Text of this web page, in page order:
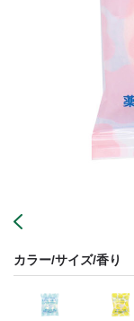
カラー/サイズ/香り